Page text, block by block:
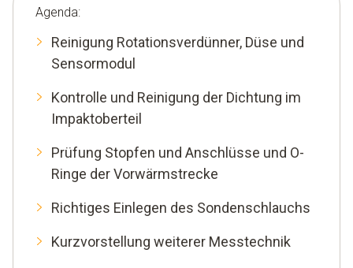
Agenda:
Reinigung Rotationsverdünner, Düse und
Sensormodul
Kontrolle und Reinigung der Dichtung im
Impaktoberteil
Prüfung Stopfen und Anschlüsse und O-
Ringe der Vorwärmstrecke
Richtiges Einlegen des Sondenschlauchs
Kurzvorstellung weiterer Messtechnik